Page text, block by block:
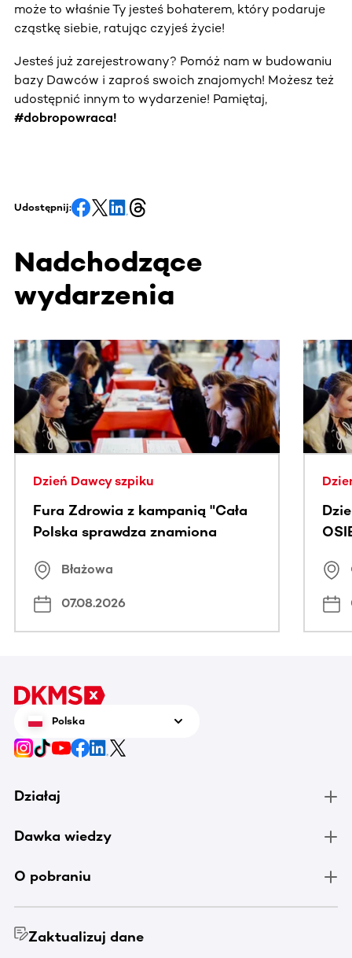
może to właśnie Ty jesteś bohaterem, który podaruje
cząstkę siebie, ratując czyjeś życie!
Jesteś już zarejestrowany? Pomóż nam w budowaniu
bazy Dawców i zaproś swoich znajomych! Możesz też
udostępnić innym to wydarzenie! Pamiętaj,
#dobropowraca!
Udostępnij:
Nadchodzące
wydarzenia
Ta sekcja zawiera treści przewijane w poziomie. Użyj
Dzień Dawcy szpiku
Fura Zdrowia z kampanią "Cała
Polska sprawdza znamiona
Błażowa
07.08.2026
Polska
Działaj
Dawka wiedzy
O pobraniu
Zaktualizuj dane